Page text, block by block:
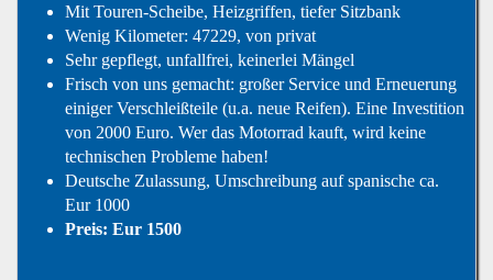
Mit Touren-Scheibe, Heizgriffen, tiefer Sitzbank
Wenig Kilometer: 47229, von privat
Sehr gepflegt, unfallfrei, keinerlei Mängel
Frisch von uns gemacht: großer Service und Erneuerung
einiger Verschleißteile (u.a. neue Reifen). Eine Investition
von 2000 Euro. Wer das Motorrad kauft, wird keine
technischen Probleme haben!
Deutsche Zulassung, Umschreibung auf spanische ca.
Eur 1000
Preis: Eur 1500